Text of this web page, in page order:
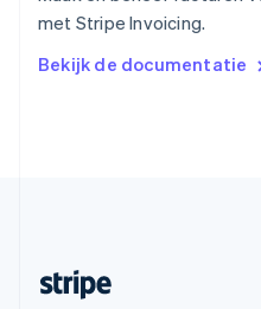
met Stripe Invoicing.
Bekijk de documentatie
简体中文 English
English